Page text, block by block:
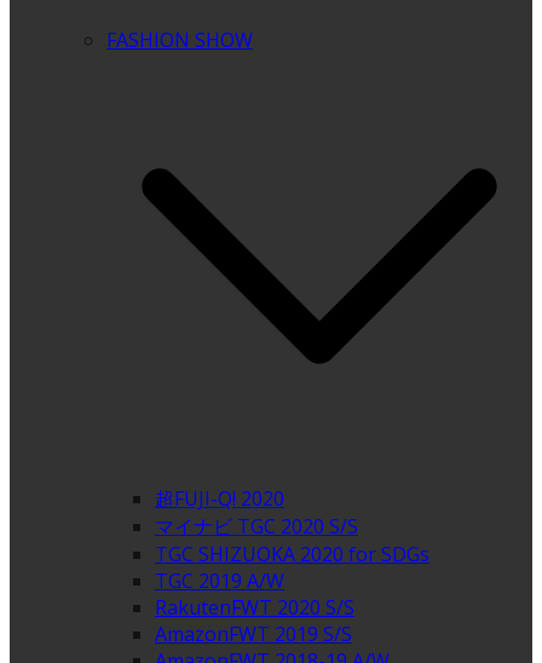
FASHION SHOW
超FUJI-Q! 2020
マイナビ TGC 2020 S/S
TGC SHIZUOKA 2020 for SDGs
TGC 2019 A/W
RakutenFWT 2020 S/S
AmazonFWT 2019 S/S